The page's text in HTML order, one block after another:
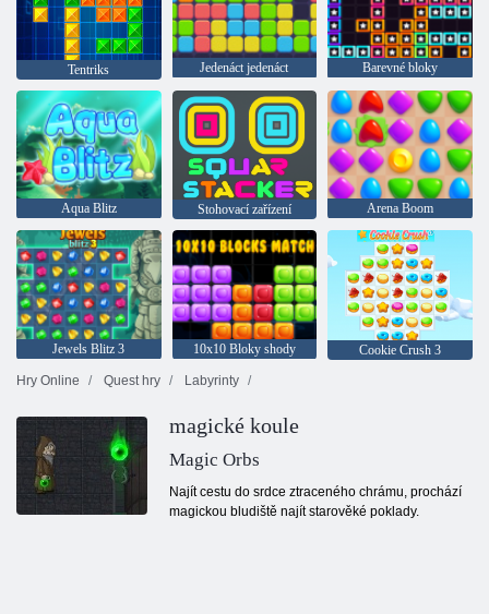
Tentriks Jedenáct jedenáct Barevné bloky
Aqua Blitz Stohovací zařízení Arena Boom
Jewels Blitz 3 10x10 Bloky shody
Cookie Crush 3
Hry Online
Quest hry Labyrinty
magické koule
Magic Orbs
Najít cestu do srdce ztraceného chrámu, prochází
magickou bludiště najít starověké poklady.